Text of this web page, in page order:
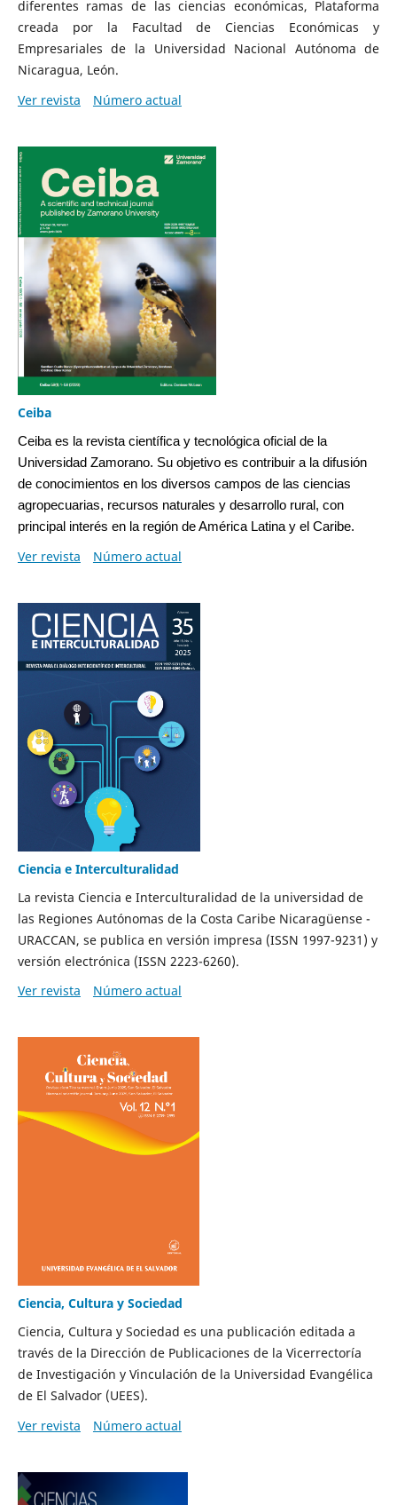
diferentes ramas de las ciencias económicas, Plataforma
creada por la Facultad de Ciencias Económicas y
Empresariales de la Universidad Nacional Autónoma de
Nicaragua, León.
Ver revista
Número actual
Ceiba
Ceiba es la revista científica y tecnológica oficial de la
Universidad Zamorano. Su objetivo es contribuir a la difusión
de conocimientos en los diversos campos de las ciencias
agropecuarias, recursos naturales y desarrollo rural, con
principal interés en la región de América Latina y el Caribe.
Ver revista Número actual
Ciencia e Interculturalidad
La revista Ciencia e Interculturalidad de la universidad de
las Regiones Autónomas de la Costa Caribe Nicaragüense -
URACCAN, se publica en versión impresa (ISSN 1997-9231) y
versión electrónica (ISSN 2223-6260).
Ver revista
Número actual
Ciencia, Cultura y Sociedad
Ciencia, Cultura y Sociedad es una publicación editada a
través de la Dirección de Publicaciones de la Vicerrectoría
de Investigación y Vinculación de la Universidad Evangélica
de El Salvador (UEES).
Ver revista
Número actual